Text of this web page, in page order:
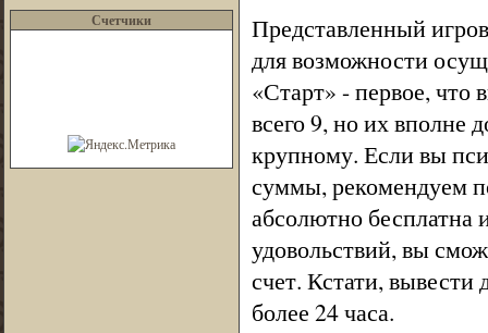
Счетчики
Представленный
для возможности
«Старт» - первое,
всего 9, но их вполне
крупному. Если вы
суммы, рекомендуем
абсолютно бесплатна
удовольствий, вы
счет. Кстати, вывести
более 24 часа.